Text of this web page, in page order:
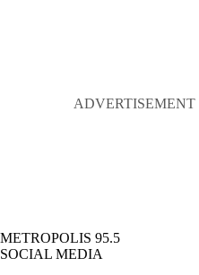
METROPOLIS 95.5
SOCIAL MEDIA